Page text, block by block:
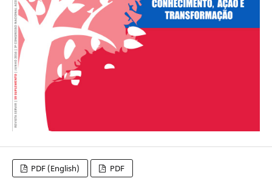
PDF (English) PDF